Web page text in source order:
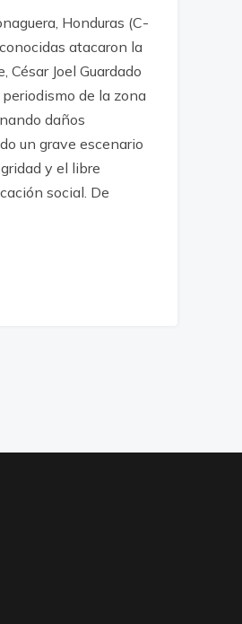
Honduras (C-
atacaron la
César Joel Guardado
de la zona
daños
un grave escenario
y el libre
social. De